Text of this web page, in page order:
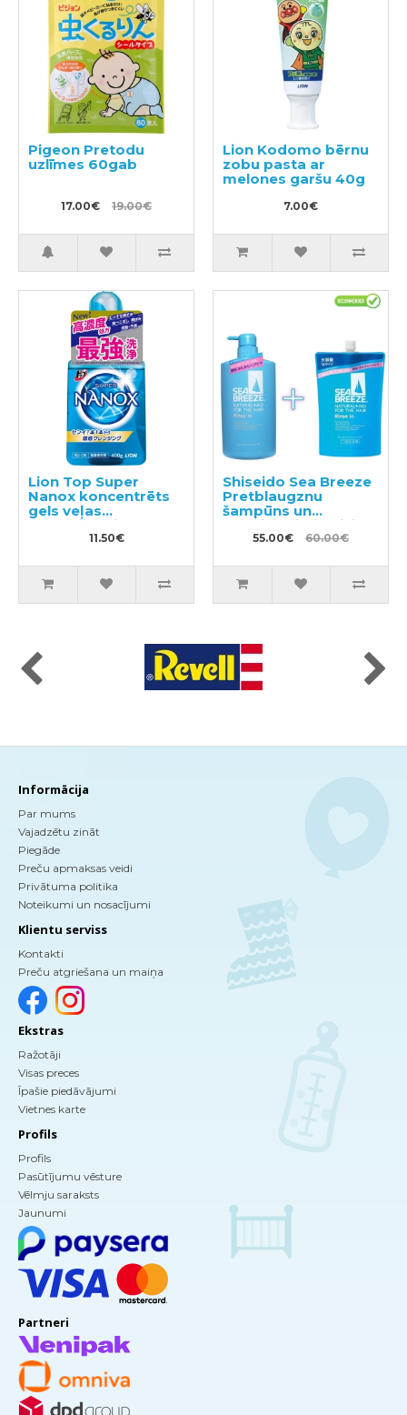
Pigeon Pretodu
uzlīmes 60gab
17.00€ 19.00€
Lion Kodomo bērnu
zobu pasta ar
melones garšu 40g
7.00€
Lion Top Super
Nanox koncentrēts
gels veļas
mazgāšanai 400g
11.50€
Shiseido Sea Breeze
Pretblaugznu
šampūns un
kondicionieris divi
vienā ar mentolu
1000ml
55.00€ 60.00€
Informācija
Par mums
Vajadzētu zināt
Piegāde
Preču apmaksas veidi
Privātuma politika
Noteikumi un nosacījumi
Klientu serviss
Kontakti
Preču atgriešana un maiņa
Ekstras
Ražotāji
Visas preces
Īpašie piedāvājumi
Vietnes karte
Profils
Profils
Pasūtījumu vēsture
Vēlmju saraksts
Jaunumi
Partneri